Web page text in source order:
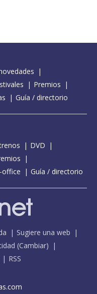
Premios
Guía / directorio
DVD
office Guía / directorio
Sugiere una web
(Cambiar)
RSS